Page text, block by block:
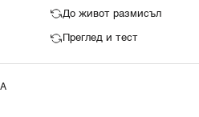
До живот размисъл
Преглед и тест